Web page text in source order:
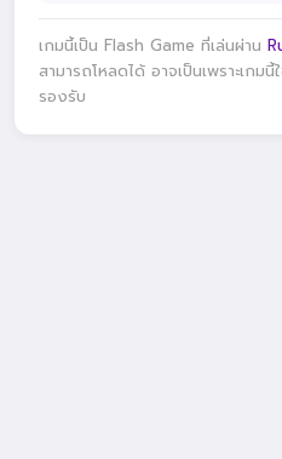
เกมนี้เป็น Flash Game ที่เล่นผ่าน
สามารถโหลดได้ อาจเป็นเพราะเก
รองรับ